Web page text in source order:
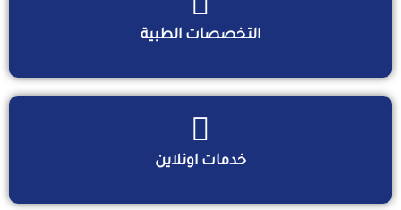
التخصصات الطبية
خدمات اونلاين